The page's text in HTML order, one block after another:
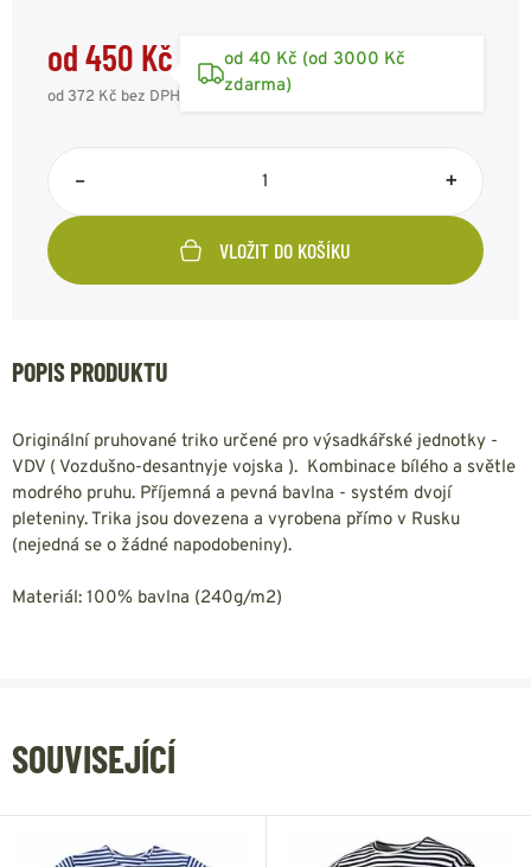
VELIKOST: 3XL-60
Kód: MK8771XL3
od 450 Kč
od 372 Kč bez DPH
od 40 Kč (od 3000 Kč
zdarma)
– +
VLOŽIT DO KOŠÍKU
POPIS PRODUKTU
Originální pruhované triko určené pro výsadkářské jednotky -
VDV ( Vozdušno-desantnyje vojska ). Kombinace bílého a světle
modrého pruhu. Příjemná a pevná bavlna - systém dvojí
pleteniny. Trika jsou dovezena a vyrobena přímo v Rusku
(nejedná se o žádné napodobeniny).
Materiál: 100% bavlna (240g/m2)
SOUVISEJÍCÍ